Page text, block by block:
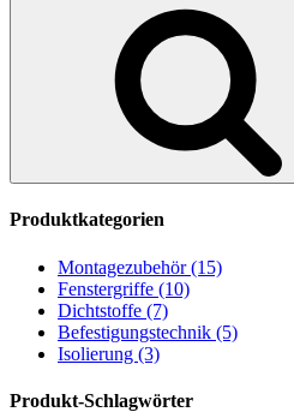
Produktkategorien
Montagezubehör (15)
Fenstergriffe (10)
Dichtstoffe (7)
Befestigungstechnik (5)
Isolierung (3)
Produkt-Schlagwörter